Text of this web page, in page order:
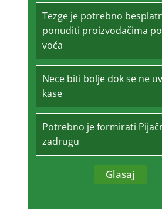
Tezge je potrebno
ponuditi proizvođačima
voća
Nece biti bolje dok se ne
kase
Potrebno je formirati
zadrugu